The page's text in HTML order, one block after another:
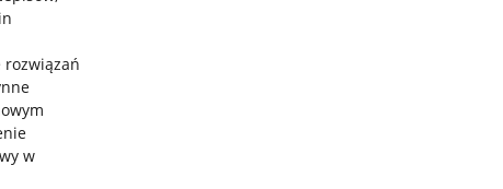
rozwiązań
w